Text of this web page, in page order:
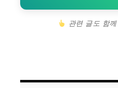
관련 글도 함